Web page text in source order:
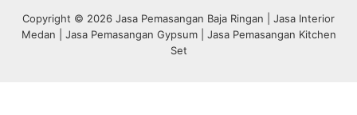
Copyright © 2026 Jasa Pemasangan Baja Ringan | Jasa Interior
Medan | Jasa Pemasangan Gypsum | Jasa Pemasangan Kitchen
Set